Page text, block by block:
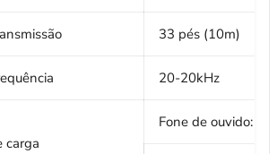
33 pés (10m)
20-20kHz
carga
Fone de ouvido: